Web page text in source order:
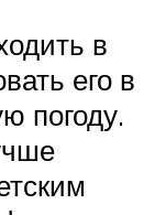
в
его в
погоду.